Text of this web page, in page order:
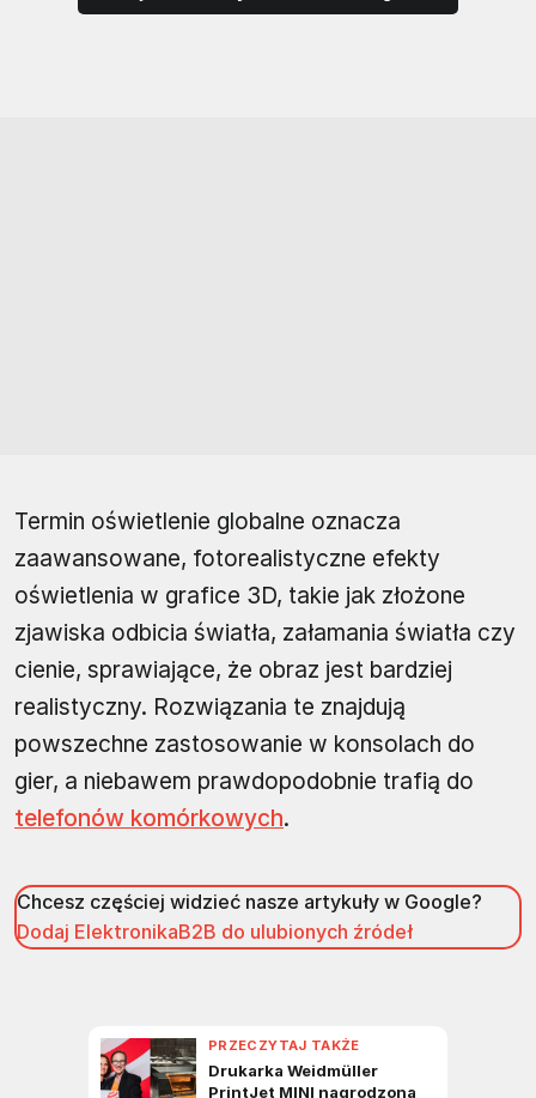
Termin oświetlenie globalne oznacza
zaawansowane, fotorealistyczne efekty
oświetlenia w grafice 3D, takie jak złożone
zjawiska odbicia światła, załamania światła czy
cienie, sprawiające, że obraz jest bardziej
realistyczny. Rozwiązania te znajdują
powszechne zastosowanie w konsolach do
gier, a niebawem prawdopodobnie trafią do
telefonów komórkowych.
Chcesz częściej widzieć nasze artykuły w Google?
Dodaj ElektronikaB2B do ulubionych źródeł